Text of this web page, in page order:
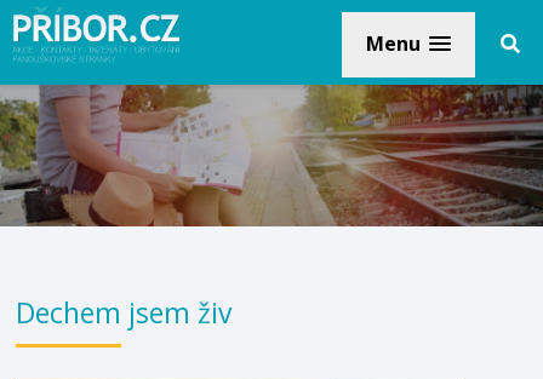
Menu
Dechem jsem živ